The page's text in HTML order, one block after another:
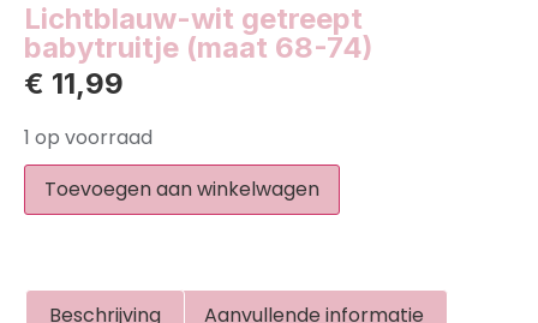
Lichtblauw-wit getreept
babytruitje (maat 68-74)
€ 11,99
1 op voorraad
Toevoegen aan winkelwagen
Beschrijving
Aanvullende informatie